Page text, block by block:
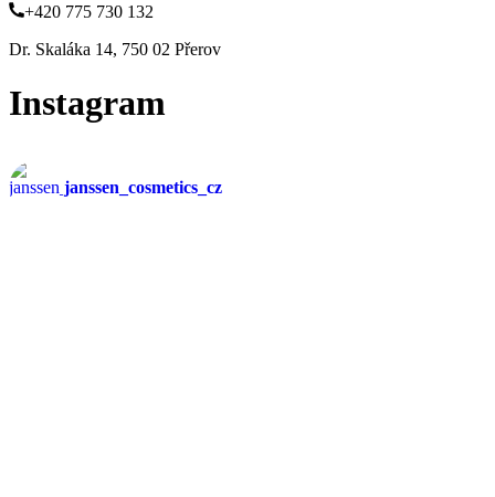
+420 775 730 132
Dr. Skaláka 14, 750 02 Přerov
Instagram
janssen_cosmetics_cz